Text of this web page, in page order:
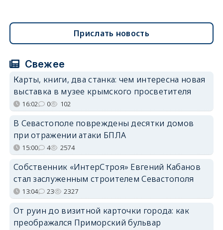
Прислать новость
Свежее
Карты, книги, два станка: чем интересна новая
выставка в музее крымского просветителя
16:02 0 102
В Севастополе повреждены десятки домов
при отражении атаки БПЛА
15:00 4 2574
Собственник «ИнтерСтроя» Евгений Кабанов
стал заслуженным строителем Севастополя
13:04 23 2327
От руин до визитной карточки города: как
преображался Приморский бульвар